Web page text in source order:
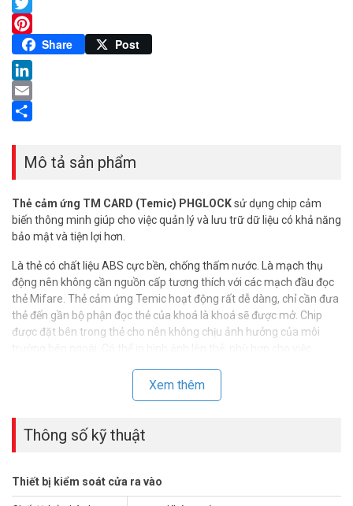
Twitter
Pinterest
Share Post
LinkedIn
Email
Mô tả sản phẩm
Thẻ cảm ứng TM CARD (Temic) PHGLOCKsử dụng chip cảm
biến thông minh giúp cho việc quản lý và lưu trữ dữ liệu có khả năng
bảo mật và tiện lợi hơn.
Là thẻ có chất liệu ABS cực bền, chống thấm nước. Là mạch thụ
động nên không cần nguồn cấp tương thích với các mạch đầu đọc
thẻ Mifare. Thẻ cảm ứng Temic hoạt động rất dễ dàng, chỉ cần đưa
thẻ đến gần bộ phận đọc thẻ của khoá là khoá sẽ được mở. Chip
được đặt bên trong thẻ cho nên không chịu ảnh hưởng của môi
Mô tả tính năng thẻ cảm ứng TM CARD
(Temic) PHGLOCK (TM03, TM05, TM08)
– Chuẩn thẻ: TM (TM03, TM05, TM08)
– Sử dụng cho khóa PHGLOCK dùng thẻ từ TM
– Xuất xứ: Australia.
Xem thêm
Thông số kỹ thuật
Thiết bị kiểm soát cửa ra vào